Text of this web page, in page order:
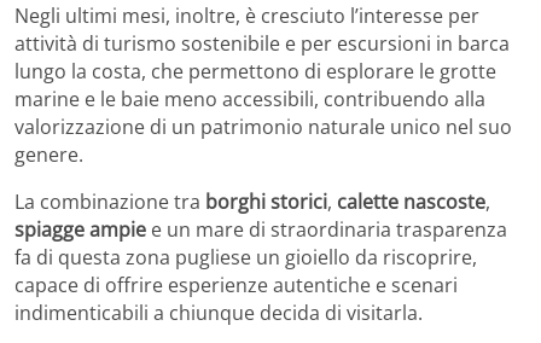
Negli ultimi mesi, inoltre, è cresciuto l’interesse per
attività di turismo sostenibile e per escursioni in barca
lungo la costa, che permettono di esplorare le grotte
marine e le baie meno accessibili, contribuendo alla
valorizzazione di un patrimonio naturale unico nel suo
genere.
La combinazione tra borghi storici, calette nascoste,
spiagge ampie e un mare di straordinaria trasparenza
fa di questa zona pugliese un gioiello da riscoprire,
capace di offrire esperienze autentiche e scenari
indimenticabili a chiunque decida di visitarla.